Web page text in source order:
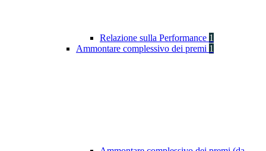
Relazione sulla Performance 1
Ammontare complessivo dei premi 1